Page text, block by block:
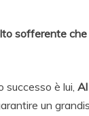
sofferente
successo è lui,
un